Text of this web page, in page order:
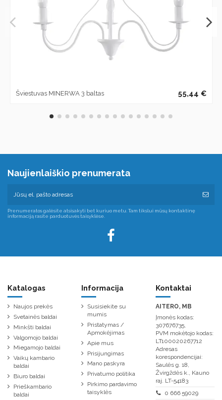
Šviestuvas MINERWA 3 baltas 55,44 €
Naujienlaiškio prenumerata
Prenumeratos galėsite atsisakyti bet kuriuo metu. Tam tikslui mūsų kontaktinę
informaciją rasite parduotuvės taisyklėse.
Katalogas
Naujos prekės
Svetainės baldai
Minkšti baldai
Valgomojo baldai
Miegamojo baldai
Vaikų kambario
baldai
Biuro baldai
Prieškambario
baldai
Informacija
Susisiekite su
mumis
Pristatymas /
Apmokėjimas
Apie mus
Prisijungimas
Mano paskyra
Privatumo politika
Pirkimo pardavimo
taisyklės
Kontaktai
AITERO, MB
Įmonės kodas:
307676735,
PVM mokėtojo kodas:
LT100020267712
Adresas
korespondencijai:
Saulės g. 18,
Žvirgždės k., Kauno
raj. LT-54183
0 666 59029